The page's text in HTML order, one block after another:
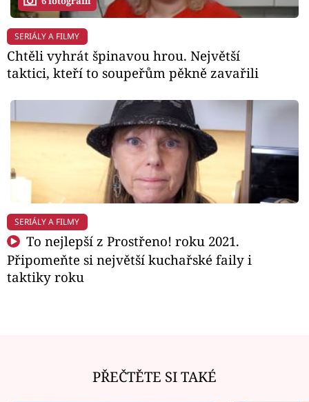
SERIÁLY A FILMY
Chtěli vyhrát špinavou hrou. Největší
taktici, kteří to soupeřům pěkně zavařili
SERIÁLY A FILMY
To nejlepší z Prostřeno! roku 2021.
Připomeňte si největší kuchařské faily i
taktiky roku
PŘEČTĚTE SI TAKÉ